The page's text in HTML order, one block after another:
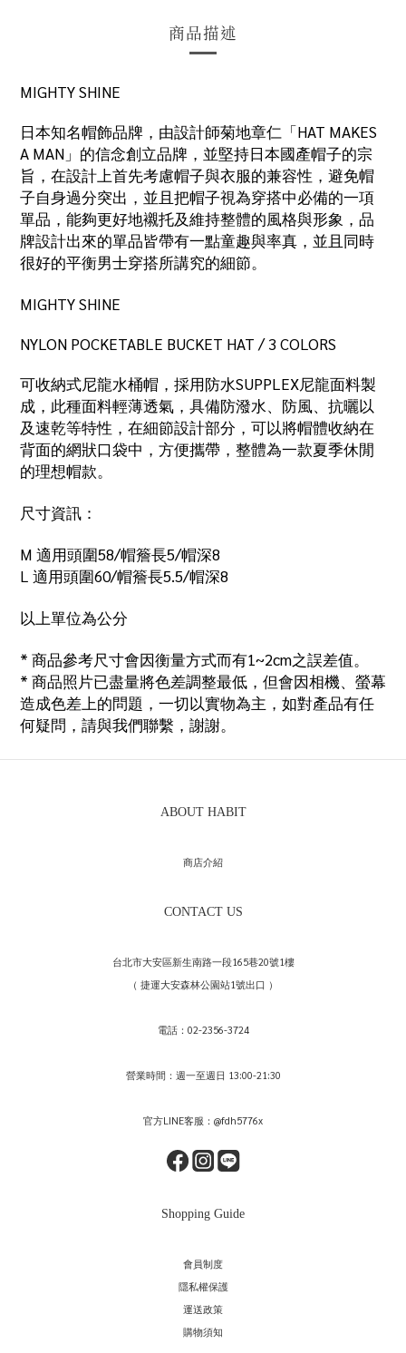
商品描述
MIGHTY SHINE
日本知名帽飾品牌，由設計師菊地章仁「HAT MAKES
A MAN 」的信念創立品牌，並堅持日本國產帽子的宗
旨，在設計上首先考慮帽子與衣服的兼容性，避免帽
子自身過分突出，並且把帽子視為穿搭中必備的一項
單品，能夠更好地襯托及維持整體的風格與形象，品
牌設計出來的單品皆帶有一點童趣與率真，並且同時
很好的平衡男士穿搭所講究的細節。
MIGHTY SHINE
NYLON POCKETABLE BUCKET HAT / 3 COLORS
可收納式尼龍水桶帽，採用防水SUPPLEX尼龍面料製
成，此種面料輕薄透氣，具備防潑水、防風、抗曬以
及速乾等特性，在細節設計部分，可以將帽體收納在
背面的網狀口袋中，方便攜帶，整體為一款夏季休閒
的理想帽款。
尺寸資訊：
M 適用頭圍58/帽簷長5/帽深8
L 適用頭圍60/帽簷長5.5/帽深8
以上單位為公分
* 商品參考尺寸會因衡量方式而有1~2cm之誤差值。
* 商品照片已盡量將色差調整最低，但會因相機、螢幕
造成色差上的問題，一切以實物為主，如對產品有任
何疑問，請與我們聯繫，謝謝。
ABOUT HABIT
商店介紹
CONTACT US
台北市大安區新生南路一段165巷20號1樓
（ 捷運大安森林公園站1號出口 ）
電話：02-2356-3724
營業時間：週一至週日 13:00-21:30
官方LINE客服：@fdh5776x
Shopping Guide
會員制度
隱私權保護
運送政策
購物須知